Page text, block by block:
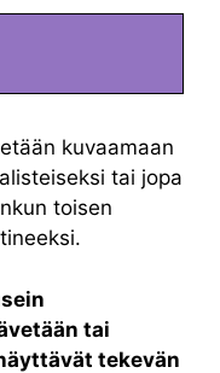
kuvaamaan
tai jopa
toisen
tai
tekevän